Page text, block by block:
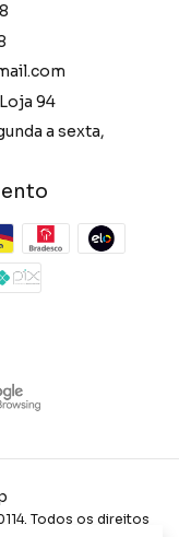
94
a sexta,
Todos os direitos